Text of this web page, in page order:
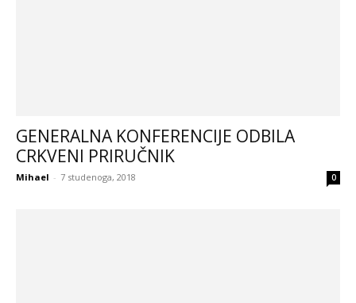
GENERALNA KONFERENCIJE ODBILA
CRKVENI PRIRUČNIK
Mihael - 7 studenoga, 2018 0